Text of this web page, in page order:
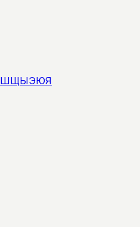
ШЩЫЭЮЯ